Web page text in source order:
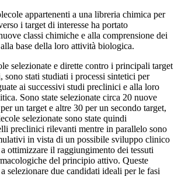
appartenenti a una libreria chimica per
i target di interesse ha portato
classi chimiche e alla comprensione dei
base della loro attività biologica.
selezionate e dirette contro i principali target
sono stati studiati i processi sintetici per
ai successivi studi preclinici e alla loro
Sono state selezionate circa 20 nuove
un target e altre 30 per un secondo target,
selezionate sono state quindi
preclinici rilevanti mentre in parallelo sono
in vista di un possibile sviluppo clinico
ottimizzare il raggiungimento dei tessuti
del principio attivo. Queste
selezionare due candidati ideali per le fasi